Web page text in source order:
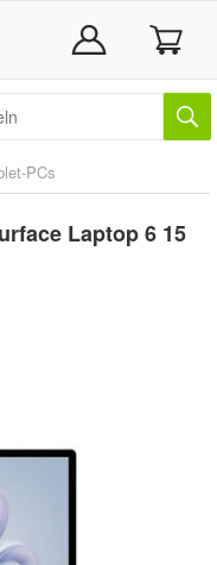
PCs
Laptop 6 15